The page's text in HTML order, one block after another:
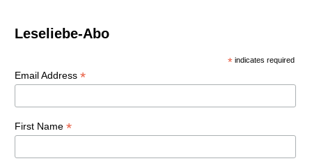
Leseliebe-Abo
* indicates required
Email Address *
First Name *